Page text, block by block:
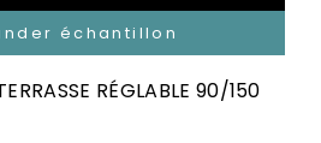
échantillon
RÉGLABLE 90/150